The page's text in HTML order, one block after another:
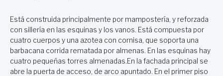
Está construida principalmente por mampostería, y reforzada
con sillería en las esquinas y los vanos. Está compuesta por
cuatro cuerpos y una azotea con cornisa, que soporta una
barbacana corrida rematada por almenas. En las esquinas hay
cuatro pequeñas torres almenadas.En la fachada principal se
abre la puerta de acceso, de arco apuntado. En el primer piso